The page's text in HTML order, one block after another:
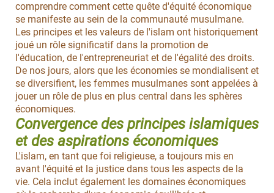
comprendre comment cette quête d'équité économique
se manifeste au sein de la communauté musulmane.
Les principes et les valeurs de l'islam ont historiquement
joué un rôle significatif dans la promotion de
l'éducation, de l'entrepreneuriat et de l'égalité des droits.
De nos jours, alors que les économies se mondialisent et
se diversifient, les femmes musulmanes sont appelées à
jouer un rôle de plus en plus central dans les sphères
économiques.
Convergence des principes islamiques
et des aspirations économiques
L'islam, en tant que foi religieuse, a toujours mis en
avant l'équité et la justice dans tous les aspects de la
vie. Cela inclut également les domaines économiques